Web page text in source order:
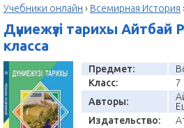
Учебники онлайн › Всемирная История
Дүниежүзі тарихы Айтбай
класса
Предмет:
Класс:
7
Авторы:
Издательство: